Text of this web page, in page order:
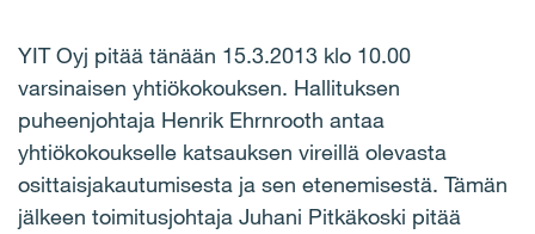
YIT Oyj pitää tänään 15.3.2013 klo 10.00
varsinaisen yhtiökokouksen. Hallituksen
puheenjohtaja Henrik Ehrnrooth antaa
yhtiökokoukselle katsauksen vireillä olevasta
osittaisjakautumisesta ja sen etenemisestä. Tämän
jälkeen toimitusjohtaja Juhani Pitkäkoski pitää